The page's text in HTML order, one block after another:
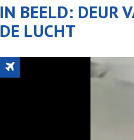
IN BEELD: DEUR
DE LUCHT